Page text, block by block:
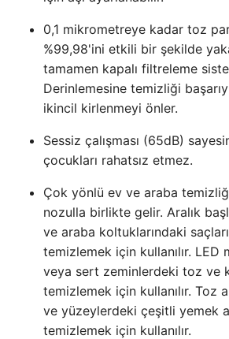
0,1 mikrometreye kadar toz
%99,98'ini etkili bir şekilde
tamamen kapalı filtreleme
Derinlemesine temizliği
ikincil kirlenmeyi önler.
Sessiz çalışması (65dB)
çocukları rahatsız etmez.
Çok yönlü ev ve araba
nozulla birlikte gelir. Aralık
ve araba koltuklarındaki saçları
temizlemek için kullanılır. LED
veya sert zeminlerdeki toz ve
temizlemek için kullanılır. Toz
ve yüzeylerdeki çeşitli yemek
temizlemek için kullanılır.